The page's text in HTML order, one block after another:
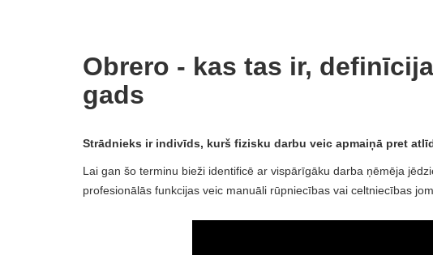
Obrero - kas tas ir,
gads
Strādnieks ir indivīds, kurš fizisku darbu veic apmaiņā pret
Lai gan šo terminu bieži identificē ar vispārīgāku darba ņēmēja
profesionālās funkcijas veic manuāli rūpniecības vai celtniecības